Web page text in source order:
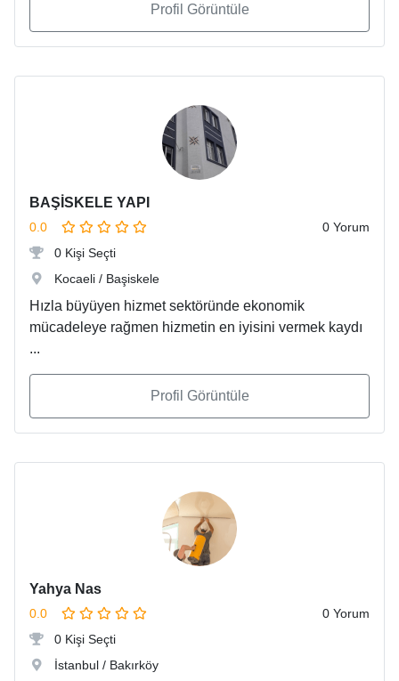
Profil Görüntüle
BAŞİSKELE YAPI
0.0
0 Yorum
0 Kişi Seçti
Kocaeli / Başiskele
Hızla büyüyen hizmet sektöründe ekonomik
mücadeleye rağmen hizmetin en iyisini vermek kaydı
...
Profil Görüntüle
Yahya Nas
0.0
0 Yorum
0 Kişi Seçti
İstanbul / Bakırköy